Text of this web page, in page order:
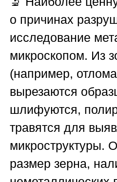
о причинах
исследование
микроскопом. Из
(например,
вырезаются
шлифуются,
травятся для
микроструктуры.
размер зерна,